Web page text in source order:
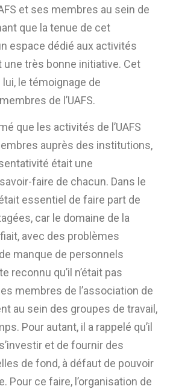
et ses membres au sein de
que la tenue de cet
espace dédié aux activités
une très bonne initiative. Cet
le témoignage de
de l’UAFS.
que les activités de l’UAFS
auprès des institutions,
était une
faire de chacun. Dans le
essentiel de faire part de
car le domaine de la
avec des problèmes
manque de personnels
reconnu qu’il n’était pas
membres de l’association de
au sein des groupes de travail,
Pour autant, il a rappelé qu’il
et de fournir des
de fond, à défaut de pouvoir
Pour ce faire, l’organisation de